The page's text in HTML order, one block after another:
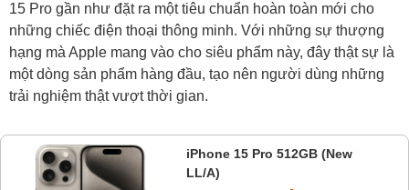
15 Pro gần như đặt ra một tiêu chuẩn hoàn toàn mới cho
những chiếc điện thoại thông minh. Với những sự thượng
hạng mà Apple mang vào cho siêu phẩm này, đây thật sự là
một dòng sản phẩm hàng đầu, tạo nên người dùng những
trải nghiệm thật vượt thời gian.
iPhone 15 Pro 512GB (New
LL/A)